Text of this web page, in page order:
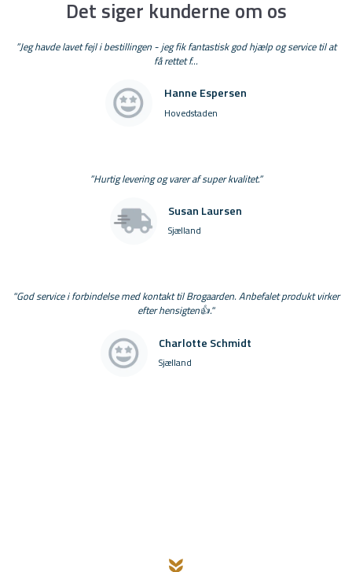
Det siger kunderne om os
”Jeg havde lavet fejl i bestillingen - jeg fik fantastisk god hjælp og service til at
få rettet f...
Hanne Espersen
Hovedstaden
”Hurtig levering og varer af super kvalitet.”
Susan Laursen
Sjælland
"God service i forbindelse med kontakt til Brogaarden. Anbefalet produkt virker
efter hensigten👍."
Charlotte Schmidt
Sjælland